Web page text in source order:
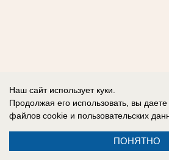
Наш сайт использует куки.
Продолжая его использовать, вы
файлов cookie и пользовательских
ПОНЯТНО